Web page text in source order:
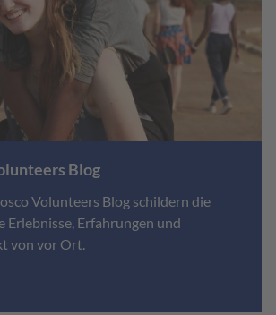
Blog
Volunteers Blog schildern die
Erlebnisse, Erfahrungen und
von vor Ort.